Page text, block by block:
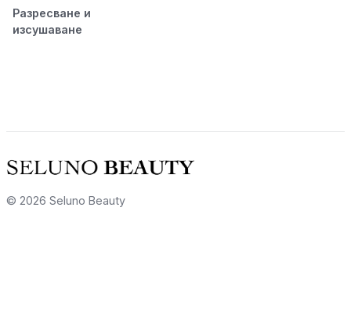
Разресване и
изсушаване
© 2026 Seluno Beauty